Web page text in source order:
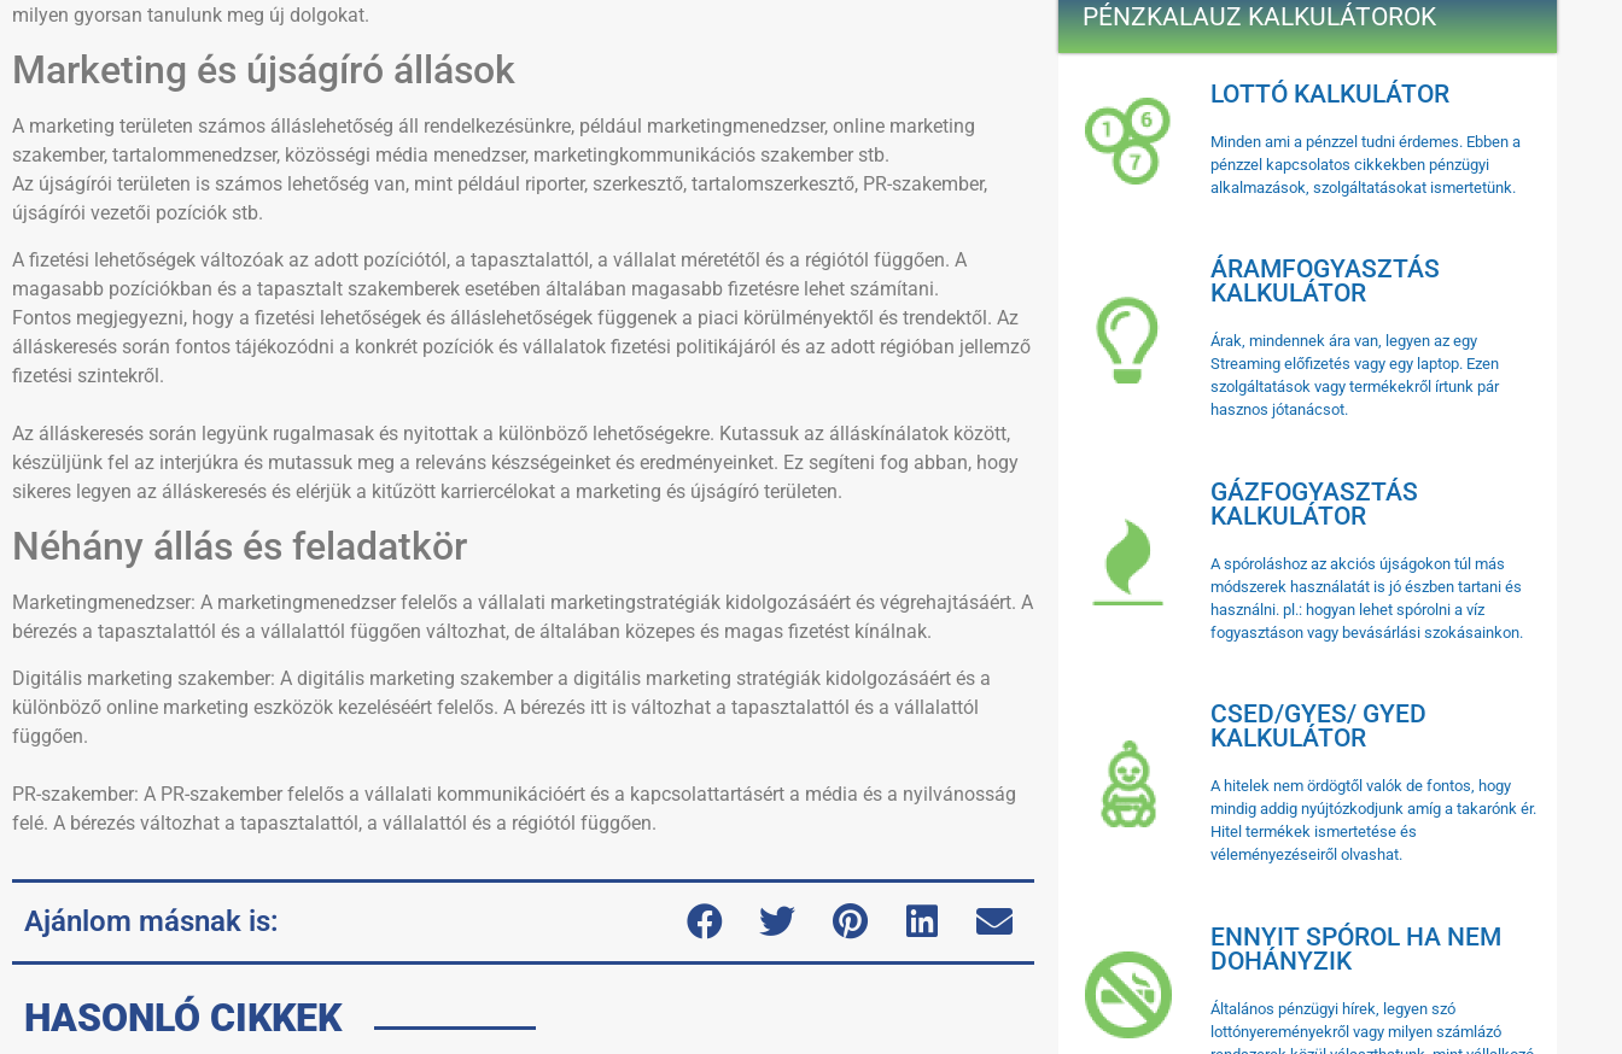
milyen gyorsan tanulunk meg új dolgokat.
Marketing és újságíró állások
A marketing területen számos álláslehetőség áll rendelkezésünkre, például marketingmenedzser, online marketing
szakember, tartalommenedzser, közösségi média menedzser, marketingkommunikációs szakember stb.
Az újságírói területen is számos lehetőség van, mint például riporter, szerkesztő, tartalomszerkesztő, PR-szakember,
újságírói vezetői pozíciók stb.
A fizetési lehetőségek változóak az adott pozíciótól, a tapasztalattól, a vállalat méretétől és a régiótól függően. A
magasabb pozíciókban és a tapasztalt szakemberek esetében általában magasabb fizetésre lehet számítani.
Fontos megjegyezni, hogy a fizetési lehetőségek és álláslehetőségek függenek a piaci körülményektől és trendektől. Az
álláskeresés során fontos tájékozódni a konkrét pozíciók és vállalatok fizetési politikájáról és az adott régióban jellemző
fizetési szintekről.
Az álláskeresés során legyünk rugalmasak és nyitottak a különböző lehetőségekre. Kutassuk az álláskínálatok között,
készüljünk fel az interjúkra és mutassuk meg a releváns készségeinket és eredményeinket. Ez segíteni fog abban, hogy
sikeres legyen az álláskeresés és elérjük a kitűzött karriercélokat a marketing és újságíró területen.
Néhány állás és feladatkör
Marketingmenedzser: A marketingmenedzser felelős a vállalati marketingstratégiák kidolgozásáért és végrehajtásáért. A
bérezés a tapasztalattól és a vállalattól függően változhat, de általában közepes és magas fizetést kínálnak.
Digitális marketing szakember: A digitális marketing szakember a digitális marketing stratégiák kidolgozásáért és a
különböző online marketing eszközök kezeléséért felelős. A bérezés itt is változhat a tapasztalattól és a vállalattól
függően.
PR-szakember: A PR-szakember felelős a vállalati kommunikációért és a kapcsolattartásért a média és a nyilvánosság
felé. A bérezés változhat a tapasztalattól, a vállalattól és a régiótól függően.
Ajánlom másnak is:
HASONLÓ CIKKEK
PÉNZKALAUZ KALKULÁTOROK
LOTTÓ KALKULÁTOR
Minden ami a pénzzel tudni érdemes. Ebben a
pénzzel kapcsolatos cikkekben pénzügyi
alkalmazások, szolgáltatásokat ismertetünk.
ÁRAMFOGYASZTÁS
KALKULÁTOR
Árak, mindennek ára van, legyen az egy
Streaming előfizetés vagy egy laptop. Ezen
szolgáltatások vagy termékekről írtunk pár
hasznos jótanácsot.
GÁZFOGYASZTÁS
KALKULÁTOR
A spóroláshoz az akciós újságokon túl más
módszerek használatát is jó észben tartani és
használni. pl.: hogyan lehet spórolni a víz
fogyasztáson vagy bevásárlási szokásainkon.
CSED/GYES/ GYED
KALKULÁTOR
A hitelek nem ördögtől valók de fontos, hogy
mindig addig nyújtózkodjunk amíg a takarónk ér.
Hitel termékek ismertetése és
véleményezéseiről olvashat.
ENNYIT SPÓROL HA NEM
DOHÁNYZIK
Általános pénzügyi hírek, legyen szó
lottónyereményekről vagy milyen számlázó